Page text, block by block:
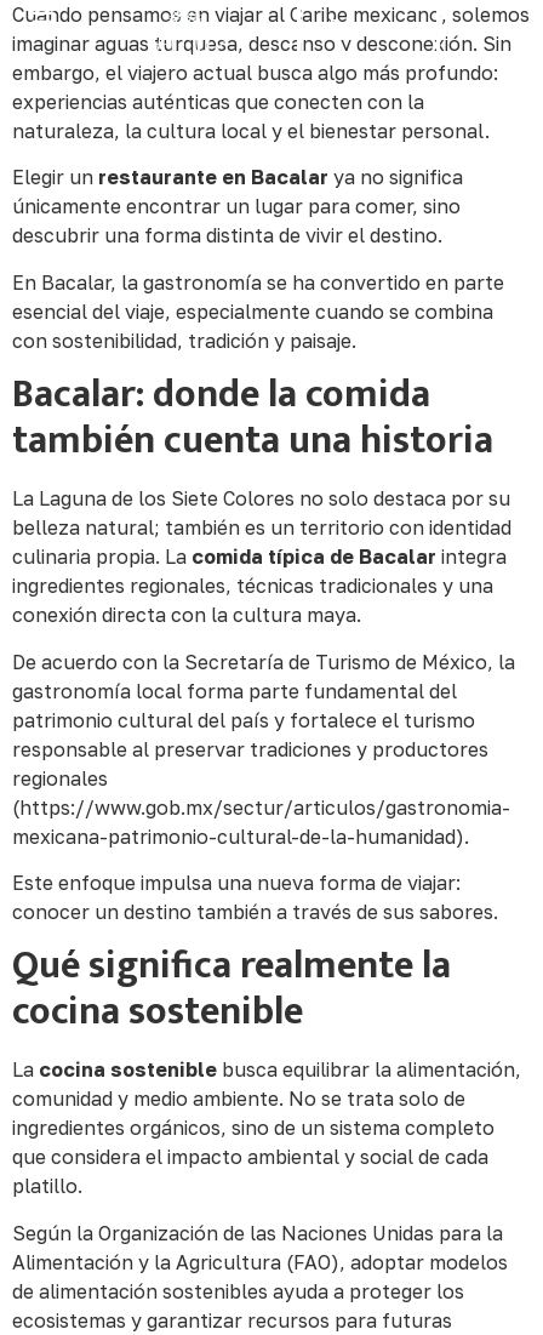
☰ Reservar
Cuando pensamos en viajar al Caribe mexicano, solemos
imaginar aguas turquesa, descanso y desconexión. Sin
embargo, el viajero actual busca algo más profundo:
experiencias auténticas que conecten con la
naturaleza, la cultura local y el bienestar personal.
Elegir un restaurante en Bacalar ya no significa
únicamente encontrar un lugar para comer, sino
descubrir una forma distinta de vivir el destino.
En Bacalar, la gastronomía se ha convertido en parte
esencial del viaje, especialmente cuando se combina
con sostenibilidad, tradición y paisaje.
Bacalar: donde la comida
también cuenta una historia
La Laguna de los Siete Colores no solo destaca por su
belleza natural; también es un territorio con identidad
culinaria propia. La comida típica de Bacalar integra
ingredientes regionales, técnicas tradicionales y una
conexión directa con la cultura maya.
De acuerdo con la Secretaría de Turismo de México, la
gastronomía local forma parte fundamental del
patrimonio cultural del país y fortalece el turismo
responsable al preservar tradiciones y productores
regionales
(https://www.gob.mx/sectur/articulos/gastronomia-
mexicana-patrimonio-cultural-de-la-humanidad).
Este enfoque impulsa una nueva forma de viajar:
conocer un destino también a través de sus sabores.
Qué significa realmente la
cocina sostenible
La cocina sostenible busca equilibrar la alimentación,
comunidad y medio ambiente. No se trata solo de
ingredientes orgánicos, sino de un sistema completo
que considera el impacto ambiental y social de cada
platillo.
Según la Organización de las Naciones Unidas para la
Alimentación y la Agricultura (FAO), adoptar modelos
de alimentación sostenibles ayuda a proteger los
ecosistemas y garantizar recursos para futuras